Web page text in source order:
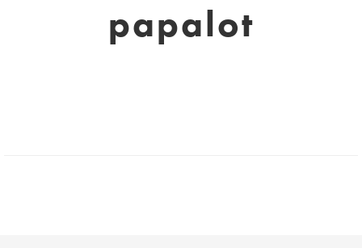
papalot